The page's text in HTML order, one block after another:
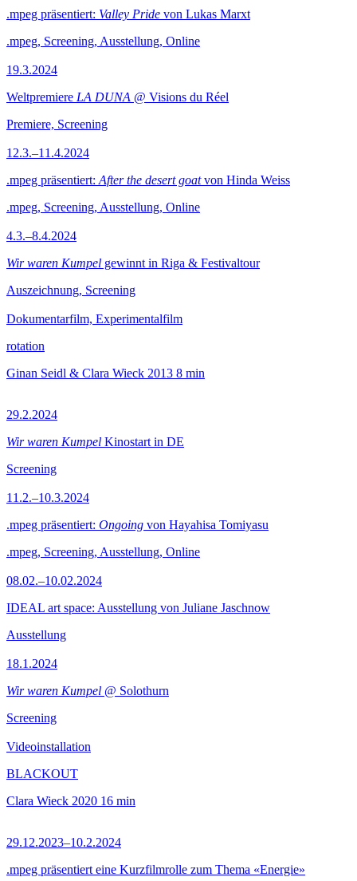
.mpeg präsentiert: Valley Pride von Lukas Marxt
.mpeg, Screening, Ausstellung, Online
19.3.2024
Weltpremiere LA DUNA @ Visions du Réel
Premiere, Screening
12.3.–11.4.2024
.mpeg präsentiert: After the desert goatvon Hinda Weiss
.mpeg, Screening, Ausstellung, Online
4.3.–8.4.2024
Wir waren Kumpel gewinnt in Riga & Festivaltour
Auszeichnung, Screening
Dokumentarfilm, Experimentalfilm
rotation
Ginan Seidl & Clara Wieck 2013 8 min
29.2.2024
Wir waren Kumpel Kinostart in DE
Screening
11.2.–10.3.2024
.mpeg präsentiert: Ongoing von Hayahisa Tomiyasu
.mpeg, Screening, Ausstellung, Online
08.02.–10.02.2024
IDEAL art space: Ausstellung von Juliane Jaschnow
Ausstellung
18.1.2024
Wir waren Kumpel @ Solothurn
Screening
Videoinstallation
BLACKOUT
Clara Wieck 2020 16 min
29.12.2023–10.2.2024
.mpeg präsentiert eine Kurzfilmrolle zum Thema «Energie»